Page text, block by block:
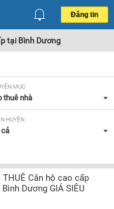
Đăng tin
tại Bình Dương
MỤC
thuê nhà
HUYỆN
cả
TÍCH
cả
TRONG NHÀ
Căn hộ cao cấp
Dương GIÁ SIÊU